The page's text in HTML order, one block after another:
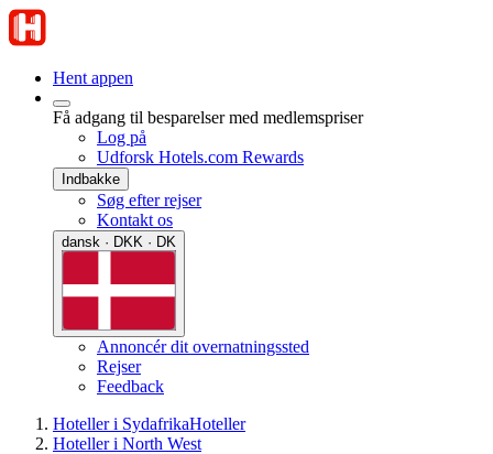
Hent appen
Få adgang til besparelser med medlemspriser
Log på
Udforsk Hotels.com Rewards
Indbakke
Søg efter rejser
Kontakt os
dansk · DKK · DK
Annoncér dit overnatningssted
Rejser
Feedback
Hoteller i SydafrikaHoteller
Hoteller i North West